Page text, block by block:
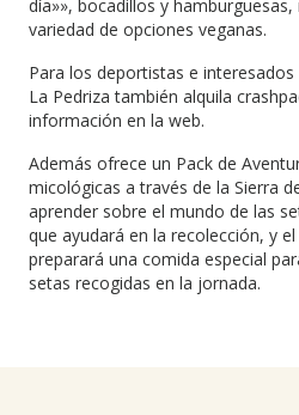
día»», bocadillos y
variedad de opciones veganas.
Para los deportistas e
La Pedriza también alquila
información en la web.
Además ofrece un Pack de
micológicas a través de la Sierra
aprender sobre el mundo de las
que ayudará en la recolección, y
preparará una comida especial
setas recogidas en la jornada.